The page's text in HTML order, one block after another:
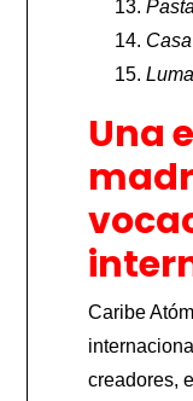
Una
Caribe
creadores,